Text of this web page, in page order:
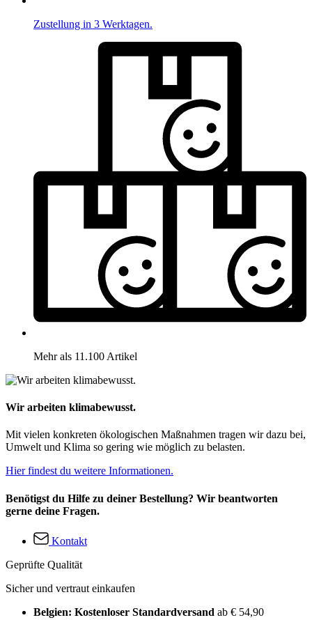
Zustellung in 3 Werktagen.
Mehr als 11.100 Artikel
Wir arbeiten klimabewusst.
Mit vielen konkreten ökologischen Maßnahmen tragen wir dazu bei,
Umwelt und Klima so gering wie möglich zu belasten.
Hier findest du weitere Informationen.
Benötigst du Hilfe zu deiner Bestellung? Wir beantworten
gerne deine Fragen.
Kontakt
Geprüfte Qualität
Sicher und vertraut einkaufen
Belgien: Kostenloser Standardversand ab € 54,90